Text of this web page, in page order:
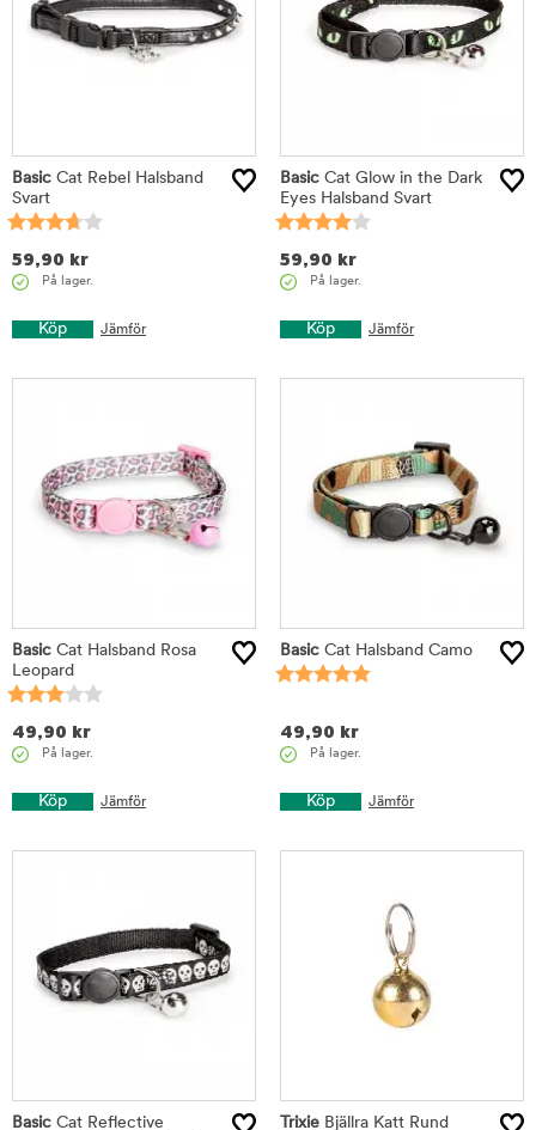
Basic Cat Rebel Halsband
Svart
59,90 kr
På lager.
Köp Jämför
Basic Cat Glow in the Dark
Eyes Halsband Svart
59,90 kr
På lager.
Köp Jämför
Basic Cat Halsband Rosa
Leopard
49,90 kr
På lager.
Köp Jämför
Basic Cat Halsband Camo
49,90 kr
På lager.
Köp Jämför
Basic Cat Reflective
Trixie Bjällra Katt Rund